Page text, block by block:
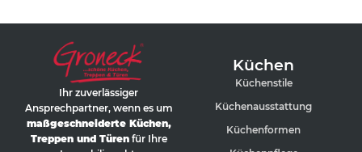
Ihr zuverlässiger
Ansprechpartner, wenn es um
maßgeschneiderte Küchen,
Treppen und Türenfür Ihre
Küchen
Küchenstile
Küchenausstattung
Küchenformen